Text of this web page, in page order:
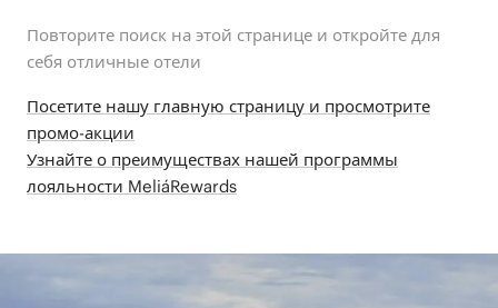
Повторите поиск на этой странице и откройте для
себя отличные отели
Посетите нашу главную страницу и просмотрите
промо-акции
Узнайте о преимуществах нашей программы
лояльности MeliáRewards